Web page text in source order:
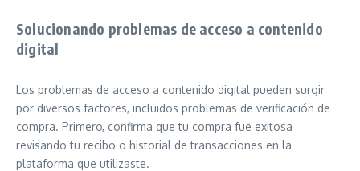
Solucionando problemas de acceso a contenido
digital
Los problemas de acceso a contenido digital pueden surgir
por diversos factores, incluidos problemas de verificación de
compra. Primero, confirma que tu compra fue exitosa
revisando tu recibo o historial de transacciones en la
plataforma que utilizaste.